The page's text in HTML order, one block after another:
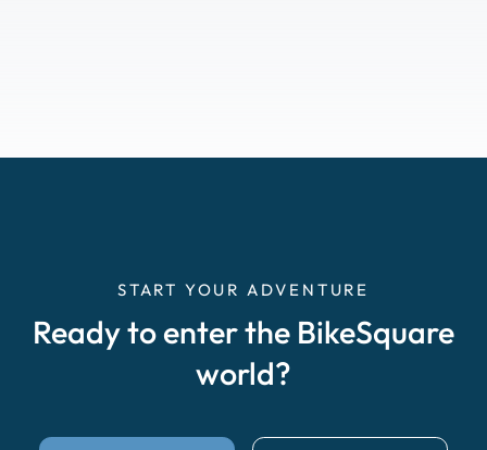
START YOUR ADVENTURE
Ready to enter the BikeSquare
world?